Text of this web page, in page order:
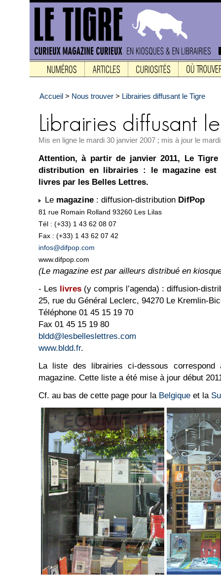
Accueil > Nous trouver > Librairies diffusant le Tigre
Mis en ligne le mardi 30 janvier 2007 ; mis à jour le
Attention, à partir de janvier 2011, Le
distribution en librairies : le magazine est
livres par les Belles Lettres.
Le magazine : diffusion-distribution DifPop
81 rue Romain Rolland 93260 Les Lilas
Tél : (+33) 1 43 62 08 07
Fax : (+33) 1 43 62 07 42
infos@difpop.com
www.difpop.com
(Le magazine est par ailleurs distribué en
- Les livres (y compris l’agenda) : diffusion-
25, rue du Général Leclerc, 94270 Le Kremlin-
Téléphone 01 45 15 19 70
Fax 01 45 15 19 80
bldd@lesbelleslettres.com
www.bldd.fr.
La liste des librairies ci-dessous
magazine. Cette liste a été mise à jour début
Cf. au bas de cette page pour la Belgique et la